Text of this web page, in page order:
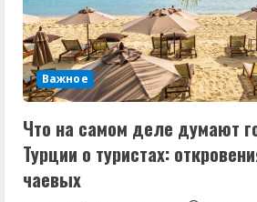
Важное
Что на самом деле думают
Турции о туристах:
чаевых